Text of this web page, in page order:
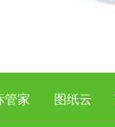
管家 图纸云